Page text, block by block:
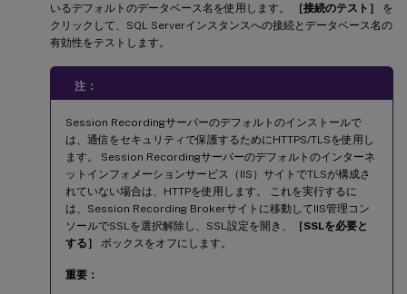
いるデフォルトのデータベース名を使用します。
［接続のテスト］
を
クリックして、SQL Serverインスタンスへの接続とデータベース名の
有効性をテストします。
注：
Session Recordingサーバーのデフォルトのインストールで
は、通信をセキュリティで保護するためにHTTPS/TLSを使用し
ます。 Session Recordingサーバーのデフォルトのインターネ
ットインフォメーションサービス（IIS）サイトでTLSが構成さ
れていない場合は、HTTPを使用します。 これを実行するに
は、Session Recording Brokerサイトに移動してIIS管理コン
ソールでSSLを選択解除し、SSL設定を開き、
［SSLを必要と
する］
ボックスをオフにします。
重要：